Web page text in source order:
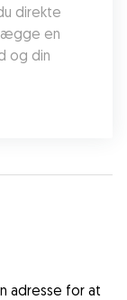
direkte
en
og din
adresse for at